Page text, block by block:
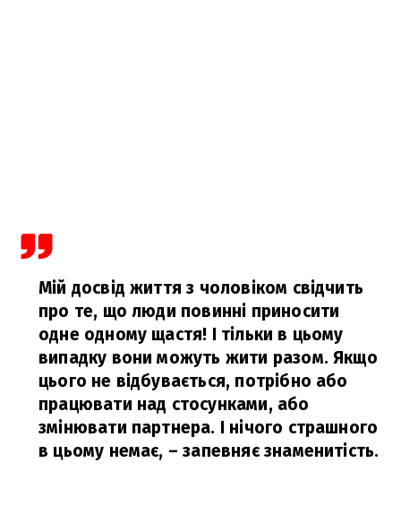
Мій досвід життя з чоловіком свідчить
про те, що люди повинні приносити
одне одному щастя! І тільки в цьому
випадку вони можуть жити разом. Якщо
цього не відбувається, потрібно або
працювати над стосунками, або
змінювати партнера. І нічого страшного
в цьому немає, – запевняє знаменитість.